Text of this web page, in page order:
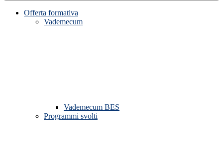
Offerta formativa
Vademecum
Vademecum BES
Programmi svolti